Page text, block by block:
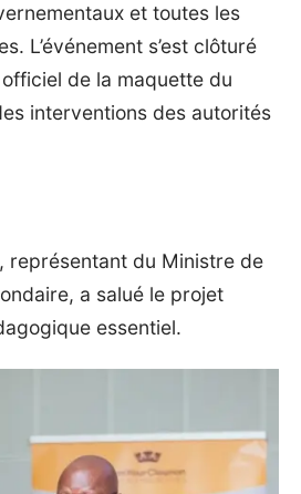
et toutes les
L’événement s’est clôturé
de la maquette du
interventions des autorités
représentant du Ministre de
a salué le projet
essentiel.